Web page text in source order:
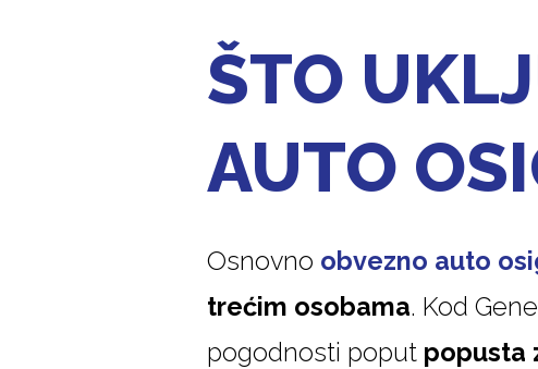
ŠTO
AUTO
Osnovno obvezno auto
trećim osobama. Kod
pogodnosti poput popusta